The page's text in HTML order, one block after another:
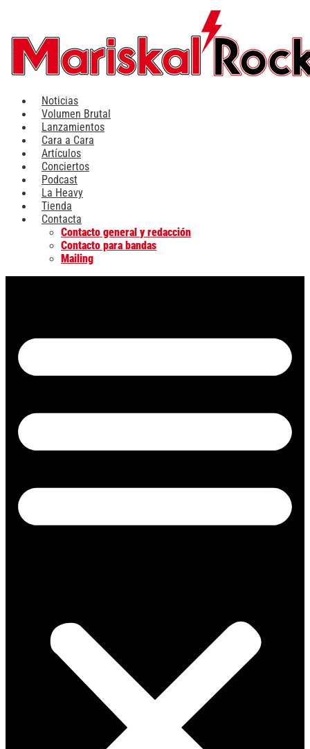
contenido
Noticias
Volumen Brutal
Lanzamientos
Cara a Cara
Artículos
Conciertos
Podcast
La Heavy
Tienda
Contacta
Contacto general y redacción
Contacto para bandas
Mailing